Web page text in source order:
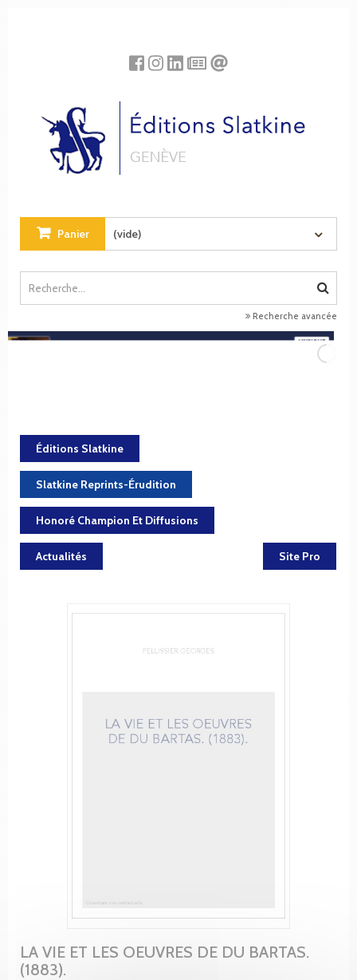
Panier (vide)
Recherche avancée
Éditions Slatkine
Slatkine Reprints-Érudition
Honoré Champion Et Diffusions
Actualités Site Pro
LA VIE ET LES OEUVRES DE DU BARTAS.
(1883).